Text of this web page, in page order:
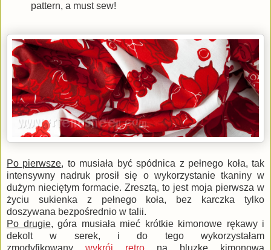
pattern, a must sew!
Po pierwsze, to musiała być spódnica z pełnego koła, tak
intensywny nadruk prosił się o wykorzystanie tkaniny w
dużym nieciętym formacie. Zresztą, to jest moja pierwsza w
życiu sukienka z pełnego koła, bez karczka tylko
doszywana bezpośrednio w talii.
Po drugie, góra musiała mieć krótkie kimonowe rękawy i
dekolt w serek, i do tego wykorzystałam